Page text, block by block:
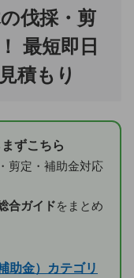
伐採・剪
最短即日
積もり
ずこちら
剪定・補助金対応
合ガイドをまとめ
助金）カテゴリ